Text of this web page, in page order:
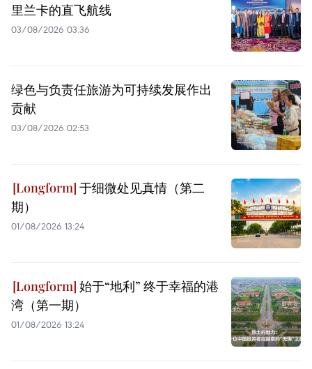
里兰卡的直飞航线
03/08/2026 03:36
绿色与负责任旅游为可持续发展作出
贡献
03/08/2026 02:53
于细微处见真情（第二
期）
01/08/2026 13:24
始于“地利” 终于幸福的港
湾（第一期）
01/08/2026 13:24